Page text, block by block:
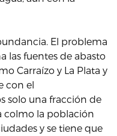
El problema
las fuentes de abasto
Carraízo y La Plata y
con el
solo una fracción de
colmo la población
y se tiene que